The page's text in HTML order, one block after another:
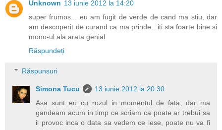
Unknown 13 iunie 2012 la 14:20
super frumos... eu am fugit de verde de cand ma stiu, dar
am descoperit de curand ca ma prinde.. iti sta foarte bine si
mono-ul ala arata genial
Răspundeți
Răspunsuri
Simona Tucu
13 iunie 2012 la 20:30
Asa sunt eu cu rozul in momentul de fata, dar ma
gandeam acum in timp ce scriam ca poate ar trebui sa
il provoc inca o data sa vedem ce iese, poate nu va fi